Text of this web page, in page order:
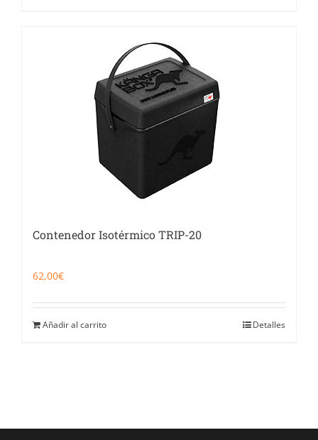
Contenedor Isotérmico TRIP-20
62,00€
Añadir al carrito Detalles